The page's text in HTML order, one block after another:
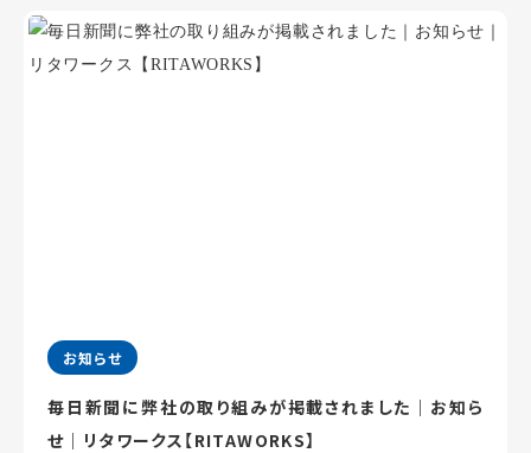
お知らせ
毎日新聞に弊社の取り組みが掲載されました｜お知ら
せ｜リタワークス【RITAWORKS】